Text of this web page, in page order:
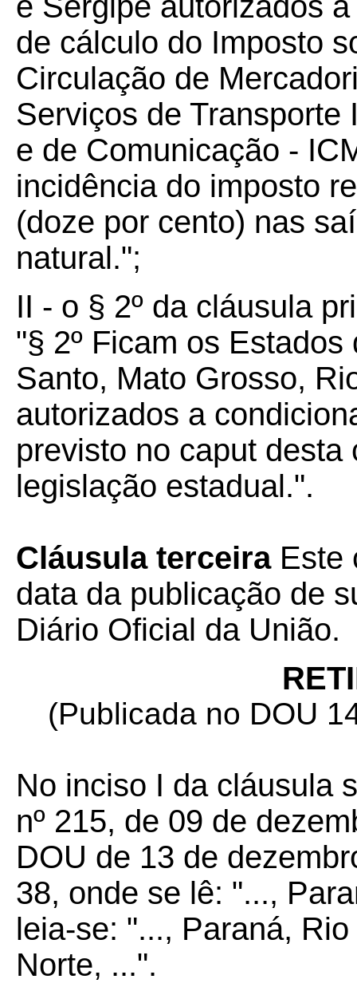
de cálculo do Imposto
Circulação de
Serviços de
e de Comunicação -
incidência do imposto
(doze por cento) nas
natural.";
II - o § 2º da cláusula
"§ 2º Ficam os
Santo, Mato Grosso,
autorizados a
previsto no caput
legislação estadual.".
Cláusula terceiraEste
data da publicação de
Diário Oficial da União.
(Publicada no DOU
No inciso I da cláusula
nº 215, de 09 de
DOU de 13 de
38, onde se lê: "...,
leia-se: "..., Paraná,
Norte, ...".